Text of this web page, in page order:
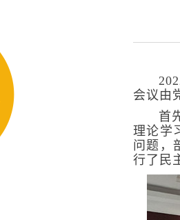
会议由
首
理论学
问题，
行了民